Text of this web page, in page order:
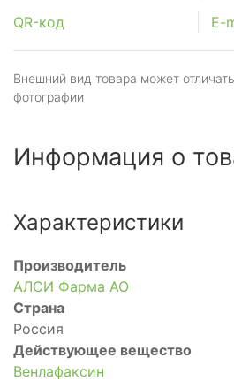
QR-код
E-
Внешний вид товара может
фотографии
Информация о
Характеристики
Производитель
АЛСИ Фарма АО
Страна
Россия
Действующее вещество
Венлафаксин